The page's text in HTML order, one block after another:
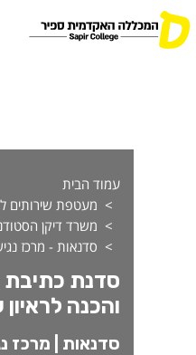
עמוד הבית
מעטפת שירותים
משרד דיקן
סדנאות - מרכז
סדנת כתיבת
והכנה
סדנאות | מרכז